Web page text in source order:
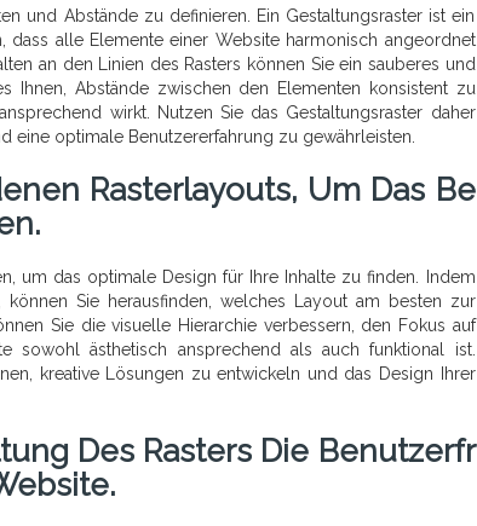
und Abstände zu definieren. Ein Gestaltungsraster ist ein
alle Elemente einer Website harmonisch angeordnet
an den Linien des Rasters können Sie ein sauberes und
Ihnen, Abstände zwischen den Elementen konsistent zu
wirkt. Nutzen Sie das Gestaltungsraster daher
eine optimale Benutzererfahrung zu gewährleisten.
Rasterlayouts, Um Das Be
um das optimale Design für Ihre Inhalte zu finden. Indem
Sie herausfinden, welches Layout am besten zur
Sie die visuelle Hierarchie verbessern, den Fokus auf
sowohl ästhetisch ansprechend als auch funktional ist.
kreative Lösungen zu entwickeln und das Design Ihrer
Des Rasters Die Benutzerfr